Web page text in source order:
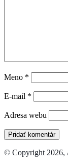
Meno *
E-mail *
Adresa webu
© Copyright 2026,